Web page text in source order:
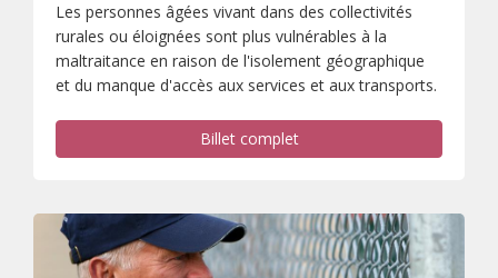
Les personnes âgées vivant dans des collectivités
rurales ou éloignées sont plus vulnérables à la
maltraitance en raison de l'isolement géographique
et du manque d'accès aux services et aux transports.
Billet complet